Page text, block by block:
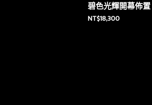
碧色光輝開幕佈置
NT$18,300